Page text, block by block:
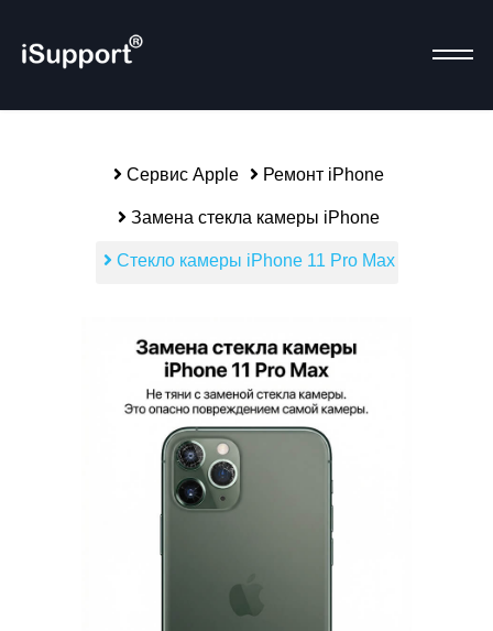
Сервис Apple Ремонт iPhone
Замена стекла камеры iPhone
Стекло камеры iPhone 11 Pro Max